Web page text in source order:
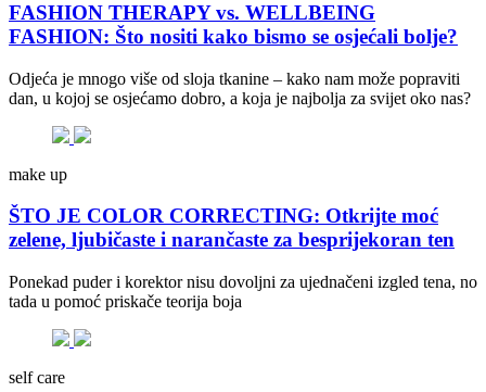
FASHION THERAPY vs. WELLBEING
FASHION: Što nositi kako bismo se osjećali bolje?
Odjeća je mnogo više od sloja tkanine – kako nam može popraviti
dan, u kojoj se osjećamo dobro, a koja je najbolja za svijet oko nas?
make up
ŠTO JE COLOR CORRECTING: Otkrijte moć
zelene, ljubičaste i narančaste za besprijekoran ten
Ponekad puder i korektor nisu dovoljni za ujednačeni izgled tena, no
tada u pomoć priskače teorija boja
self care